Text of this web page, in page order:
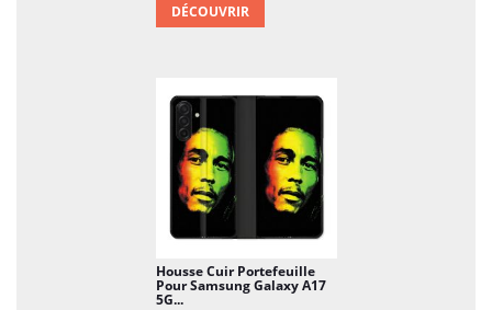
DÉCOUVRIR
Housse Cuir Portefeuille
Pour Samsung Galaxy A17
5G...